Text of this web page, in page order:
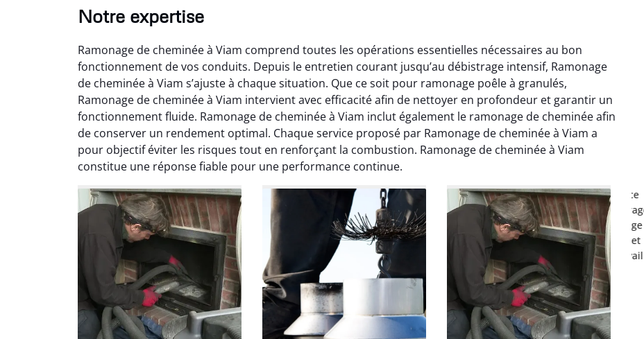
Notre expertise
Ramonage de cheminée à Viam comprend toutes les opérations essentielles nécessaires au bon
fonctionnement de vos conduits. Depuis le entretien courant jusqu’au débistrage intensif, Ramonage
de cheminée à Viam s’ajuste à chaque situation. Que ce soit pour ramonage poêle à granulés,
Ramonage de cheminée à Viam intervient avec efficacité afin de nettoyer en profondeur et garantir un
fonctionnement fluide. Ramonage de cheminée à Viam inclut également le ramonage de cheminée afin
de conserver un rendement optimal. Chaque service proposé par Ramonage de cheminée à Viam a
pour objectif éviter les risques tout en renforçant la combustion. Ramonage de cheminée à Viam
constitue une réponse fiable pour une performance continue.
Nicolas Perrin
22 janvier 2026
Intervention rapide et très
propre pour le ramonage
débistrage. On sent tout de
suite la différence au niveau
du tirage. Très satisfait.
Yannick Morel
Intervention très efficace
pour le ramonage débistrage
de ma cheminée. Le tirage
est nettement meilleur et
plus aucune odeur. Travail
propre et rapide.